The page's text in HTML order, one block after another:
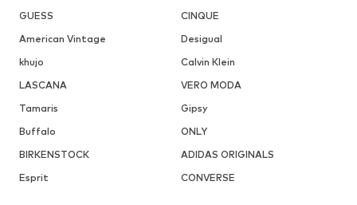
GUESS
CINQUE
American Vintage
Desigual
khujo
Calvin Klein
LASCANA
VERO MODA
Tamaris
Gipsy
Buffalo
ONLY
BIRKENSTOCK
ADIDAS ORIGINALS
Esprit
CONVERSE